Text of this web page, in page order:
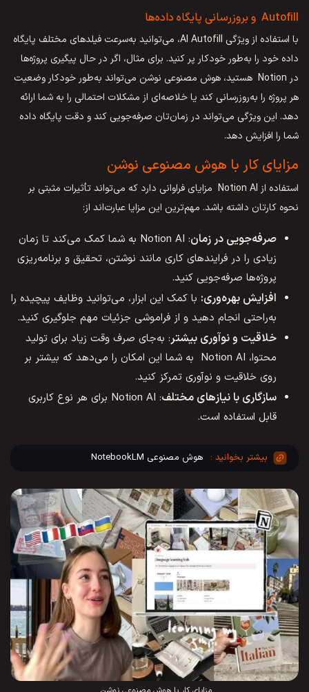
Autofill و بروزرسانی پایگاه داده‌ها
با استفاده از ویژگی AI Autofill، می‌توانید به‌سرعت فیلدهای مختلف پایگاه
داده خود را به‌طور خودکار پر کنید. برای مثال، اگر در حال پیگیری پروژه‌ها
در Notion هستید، هوش مصنوعی نوشن می‌تواند به‌طور خودکار وضعیت
هر پروژه را به‌روزرسانی کند یا خلاصه‌ای از مشکلات احتمالی را به شما ارائه
دهد. این ویژگی می‌تواند در زمان‌تان صرفه‌جویی کند و دقت پایگاه داده
شما را افزایش دهد.
مزایای کار با هوش مصنوعی نوشن
استفاده از Notion AI مزایای فراوانی دارد که می‌تواند تأثیرات مثبتی بر
نحوه کارتان داشته باشد. مهم‌ترین این مزایا عبارت‌اند از:
صرفهجویی در زمان
: Notion AI به شما کمک می‌کند تا زمان
زیادی را در فرایندهای کاری مانند نوشتن، تحقیق و برنامه‌ریزی
پروژه‌ها صرفه‌جویی کنید.
افزایش بهرهوری: با کمک این ابزار، می‌توانید وظایف پیچیده را
به‌راحتی انجام دهید و از فراموشی جزئیات مهم جلوگیری کنید.
خلاقیت و نوآوری بیشتر: به‌جای صرف وقت زیاد برای تولید
محتوا، Notion AI به شما این امکان را می‌دهد که بیشتر بر
روی خلاقیت و نوآوری تمرکز کنید.
سازگاری با نیازهای مختلف
: Notion AI برای هر نوع کاربری
قابل استفاده است.
هوش مصنوعی NotebookLM